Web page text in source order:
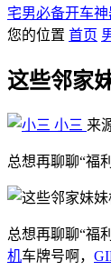
宅男必备开车神
您的位置 首页
这些邻家
小三 来
总想再聊聊“福
总想再聊聊“福
机车牌号啊，